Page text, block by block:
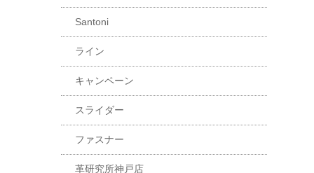
Santoni
ライン
キャンペーン
スライダー
ファスナー
革研究所神戸店